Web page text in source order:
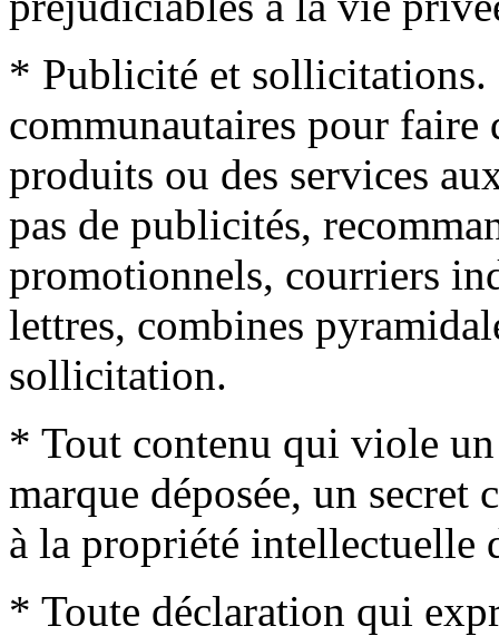
* Publicité et sollicitations.
communautaires pour
produits ou des services
pas de publicités,
promotionnels, courriers
lettres, combines
sollicitation.
* Tout contenu qui viole
marque déposée, un
à la propriété intellectuelle
* Toute déclaration qui